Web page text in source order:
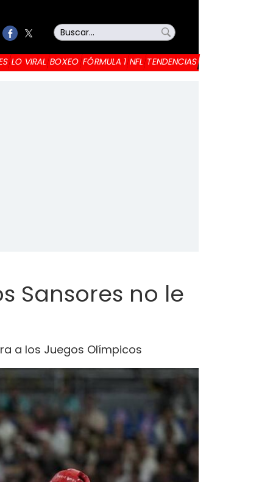
LO VIRAL BOXEO FÓRMULA 1 NFL TENDENCIAS
Sansores no le
a los Juegos Olímpicos